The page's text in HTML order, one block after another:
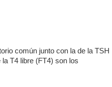
común junto con la de la TSH
T4 libre (FT4) son los